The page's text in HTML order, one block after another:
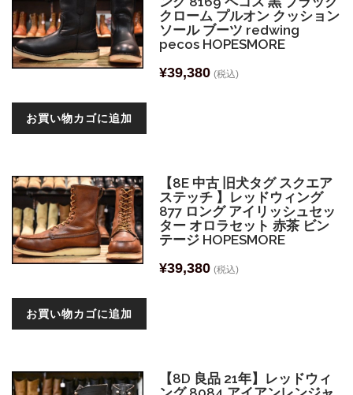
クローム プルオン クッション
ソール ブーツ redwing
pecos HOPESMORE
¥39,380 (税込)
お買い物カゴに追加
【8E 中古 旧犬タグ スクエア
ステッチ 】レッドウィング
877 ロング アイリッシュセッ
ター オロラセット 赤茶 ビン
テージ HOPESMORE
¥39,380 (税込)
お買い物カゴに追加
【8D 良品 21年】レッドウィ